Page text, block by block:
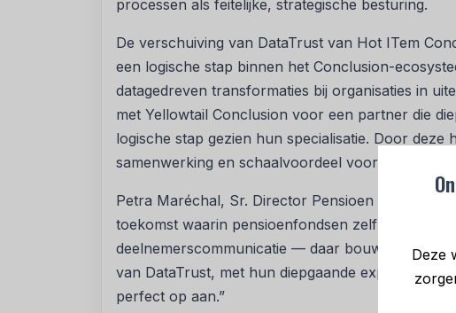
Deze
processen als feitelijke, strategische besturing.
De verschuiving van DataTrust van Hot ITem
een logische stap binnen het Conclusion-
datagedreven transformaties bij organisaties in
met Yellowtail Conclusion voor een partner die
logische stap gezien hun specialisatie. Door
samenwerking en schaalvoordeel voor de
Petra Maréchal, Sr. Director Pensioen &
toekomst waarin pensioenfondsen zelf aan het
deelnemerscommunicatie — daar bouwen we bij
van DataTrust, met hun diepgaande expertise in
perfect op aan.”